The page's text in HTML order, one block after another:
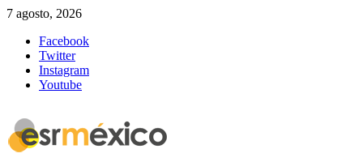
7 agosto, 2026
Facebook
Twitter
Instagram
Youtube